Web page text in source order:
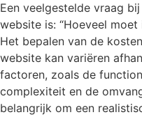
Een veelgestelde vraag
website is: “Hoeveel
Het bepalen van de
website kan variëren
factoren, zoals de
complexiteit en de
belangrijk om een